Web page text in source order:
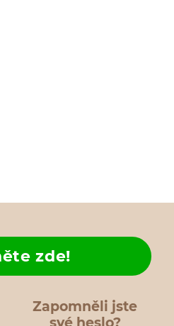
Zapomněli jste
zde!